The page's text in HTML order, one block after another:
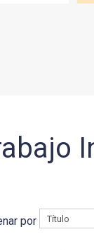
por